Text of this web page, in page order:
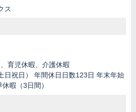
ス
育児休暇、介護休暇
日祝日） 年間休日日数123日 年末年始
暇（3日間）